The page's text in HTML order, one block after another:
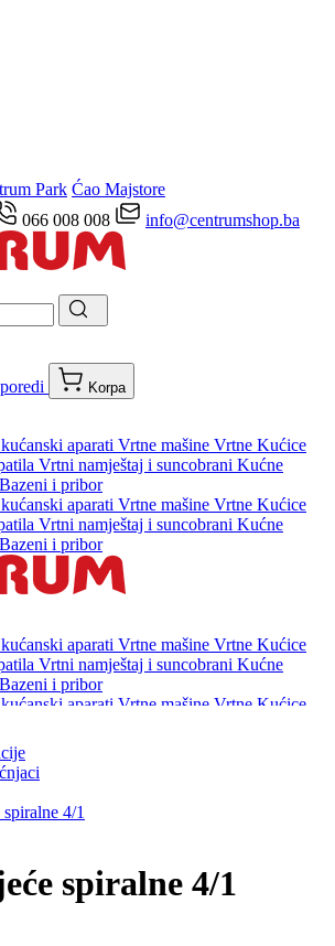
Park Ćao Majstore
066 008 008 info@centrumshop.ba
Korpa
aparati Vrtne mašine Vrtne Kućice
Vrtni namještaj i suncobrani Kućne
Bazeni i pribor
aparati Vrtne mašine Vrtne Kućice
Vrtni namještaj i suncobrani Kućne
Bazeni i pribor
aparati Vrtne mašine Vrtne Kućice
Vrtni namještaj i suncobrani Kućne
Bazeni i pribor
aparati Vrtne mašine Vrtne Kućice
Bazeni i pribor
4/1
spiralne 4/1